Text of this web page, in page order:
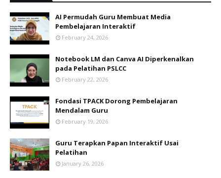
AI Permudah Guru Membuat Media
Pembelajaran Interaktif
February 24, 2026
Notebook LM dan Canva AI Diperkenalkan
pada Pelatihan PSLCC
February 22, 2026
Fondasi TPACK Dorong Pembelajaran
Mendalam Guru
February 19, 2026
Guru Terapkan Papan Interaktif Usai
Pelatihan
January 26, 2026